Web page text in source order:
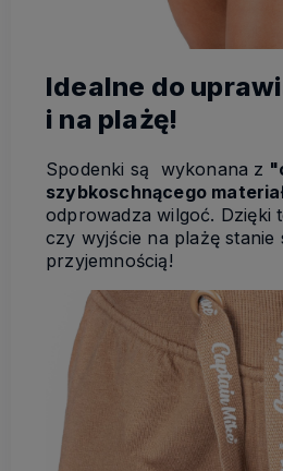
Idealne do
i na plażę!
Spodenki są wykonana z
szybkoschnącego
odprowadza wilgoć. Dzięki
czy wyjście na plażę stanie
przyjemnością!